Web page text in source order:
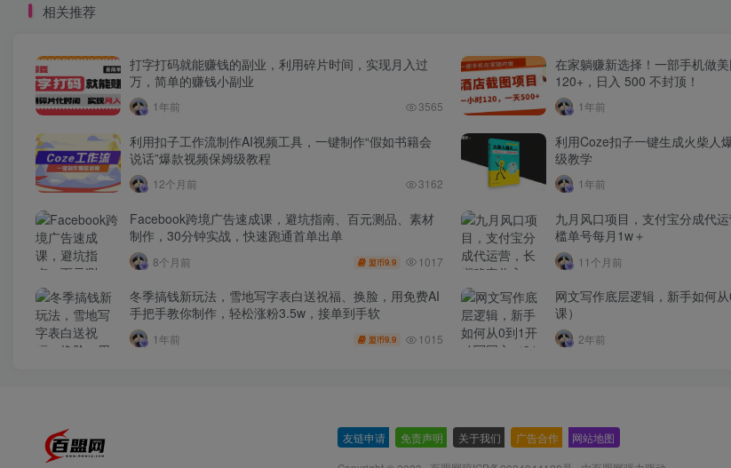
相关推荐
打字打码就能赚钱的副业，利用碎片时间，实现月入过
万，简单的赚钱小副业
1年前 3565
在家躺赚新选择！一部手机做
120+，日入 500 不封顶！
1年前
利用扣子工作流制作AI视频工具，一键制作“假如书籍会
说话”爆款视频保姆级教程
12个月前 3162
利用Coze扣子一键生成火柴人
级教学
1年前
Facebook跨境广告速成课，避坑指南、百元测品、素材
制作，30分钟实战，快速跑通首单出单
8个月前 盟币9.9 1017
九月风口项目，支付宝分成代
槛单号每月1w＋
11个月前
冬季搞钱新玩法，雪地写字表白送祝福、换脸，用免费AI
手把手教你制作，轻松涨粉3.5w，接单到手软
1年前 盟币9.9 1015
网文写作底层逻辑，新手如何
课）
2年前
友链申请 免责声明 关于我们 广告合作 网站地图